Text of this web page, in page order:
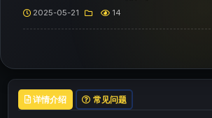
2025-05-21 14
详情介绍 常见问题